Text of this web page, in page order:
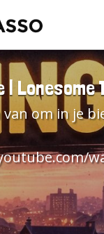
| Lonesome
van om in je
anders, maar